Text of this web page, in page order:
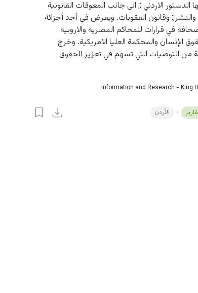
الاردني ;; الى جانب المعوقات القانونية
وقانون العقوبات. ويعرض في أحد أجزائة
في قرارات للمحاكم المصرية والاروبية
الإنسان والمحكمة العليا الامريكية. وخرج
من التوصيات التي تسهم في تعزيز الحقوق
Information and Research - King
الأردن